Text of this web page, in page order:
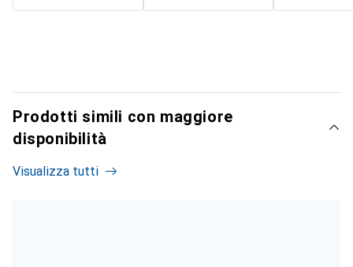
Prodotti simili con maggiore
disponibilità
Visualizza tutti